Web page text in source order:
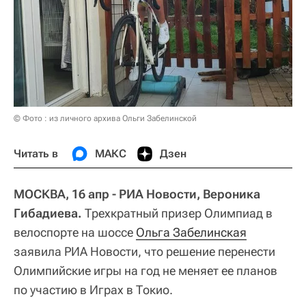
© Фото : из личного архива Ольги Забелинской
Читать в МАКС Дзен
МОСКВА, 16 апр - РИА Новости, Вероника
Гибадиева. Трехкратный призер Олимпиад в
велоспорте на шоссе Ольга Забелинская
заявила РИА Новости, что решение перенести
Олимпийские игры на год не меняет ее планов
по участию в Играх в Токио.